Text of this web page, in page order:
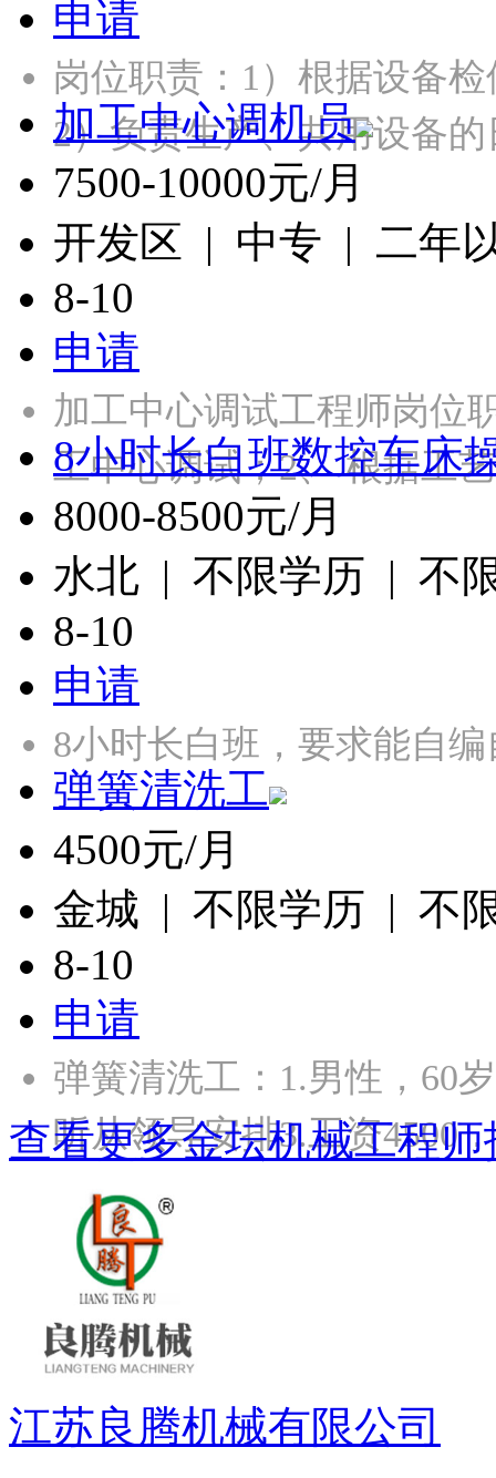
申请
岗位职责：1）根据设备
2）负责生产、共用设备
加工中心调机员
7500-10000元/月
开发区 | 中专 | 二年
8-10
申请
加工中心调试工程师岗位
工中心调试；2、 根据工
8小时长白班数控车床
8000-8500元/月
水北 | 不限学历 | 不
8-10
申请
8小时长白班，要求能自
弹簧清洗工
4500元/月
金城 | 不限学历 | 不
8-10
申请
弹簧清洗工：1.男性，60
听从领导安排3.工资
查看更多金坛机械工程
江苏良腾机械有限公司